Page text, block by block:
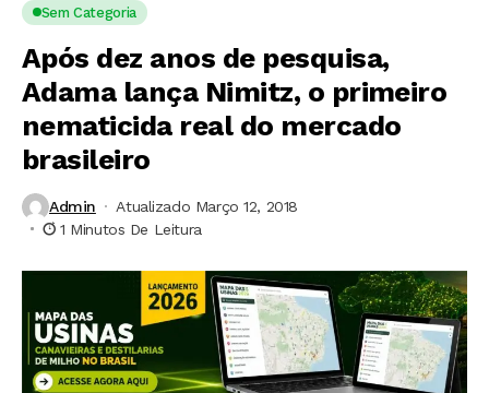
Sem Categoria
Após dez anos de pesquisa,
Adama lança Nimitz, o primeiro
nematicida real do mercado
brasileiro
Admin
Atualizado Março 12, 2018
1 Minutos De Leitura